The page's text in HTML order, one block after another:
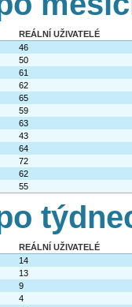
REÁLNÍ UŽIVATELÉ
46
50
61
62
65
59
63
43
64
72
62
55
REÁLNÍ UŽIVATELÉ
14
13
9
4